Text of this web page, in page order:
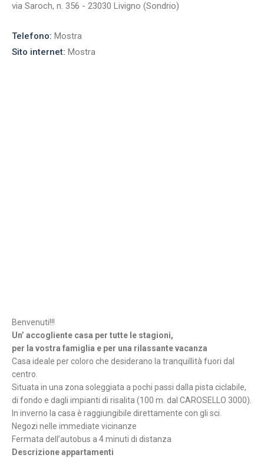
via Saroch, n. 356 - 23030 Livigno (Sondrio)
Telefono: Mostra
Sito internet: Mostra
Benvenuti!!!
Un’ accogliente casa per tutte le stagioni,
per la vostra famiglia e per una rilassante vacanza
Casa ideale per coloro che desiderano la tranquillità fuori dal
centro.
Situata in una zona soleggiata a pochi passi dalla pista ciclabile,
di fondo e dagli impianti di risalita (100 m. dal CAROSELLO 3000).
In inverno la casa è raggiungibile direttamente con gli sci.
Negozi nelle immediate vicinanze
Fermata dell’autobus a 4 minuti di distanza
Descrizione appartamenti